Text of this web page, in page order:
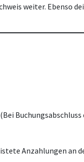
weiter. Ebenso
Anzahlungen an